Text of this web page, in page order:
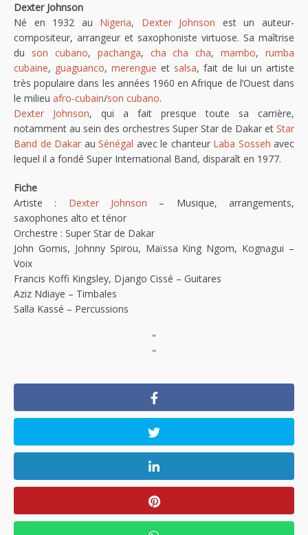
Dexter Johnson
Né en 1932 au Nigeria, Dexter Johnson est un auteur-
compositeur, arrangeur et saxophoniste virtuose. Sa maîtrise
du son cubano, pachanga, cha cha cha,mambo, rumba
cubaine, guaguanco, merengue et salsa, fait de lui un artiste
très populaire dans les années 1960 en Afrique de l’Ouest dans
le milieu afro-cubain/son cubano.
Dexter Johnson, qui a fait presque toute sa carrière,
notamment au sein des orchestres Super Star de Dakar et Star
Band de Dakar au Sénégal avec le chanteur Laba Sosseh avec
lequel il a fondé Super International Band, disparaît en 1977.
Fiche
Artiste : Dexter Johnson – Musique, arrangements,
saxophones alto et ténor
Orchestre : Super Star de Dakar
John Gomis, Johnny Spirou, Maïssa King Ngom, Kognagui –
Voix
Francis Koffi Kingsley, Django Cissé – Guitares
Aziz Ndiaye – Timbales
Salla Kassé – Percussions
"
"